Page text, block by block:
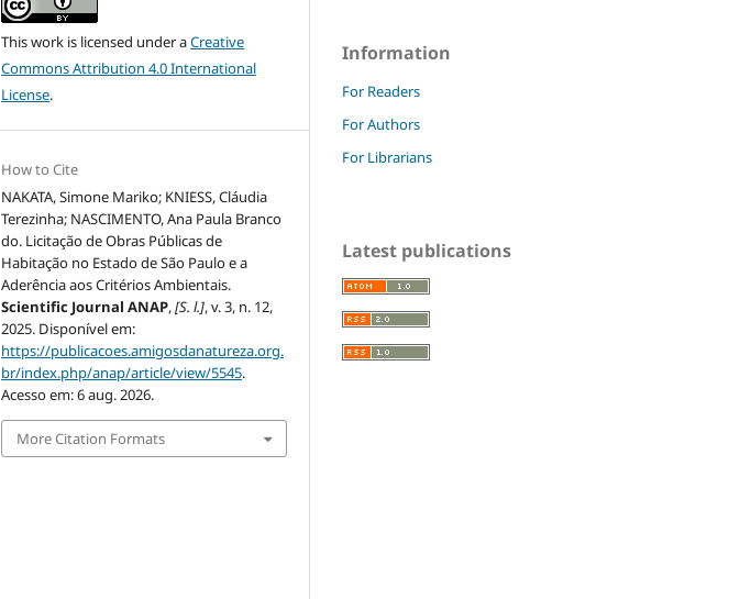
This work is licensed under aCreative
Commons Attribution 4.0 International
License.
How to Cite
NAKATA, Simone Mariko; KNIESS, Cláudia
Terezinha; NASCIMENTO, Ana Paula Branco
do. Licitação de Obras Públicas de
Habitação no Estado de São Paulo e a
Aderência aos Critérios Ambientais.
Scientific Journal ANAP,[S. l.], v. 3, n. 12,
2025. Disponível em:
https://publicacoes.amigosdanatureza.org.
br/index.php/anap/article/view/5545.
Acesso em: 6 aug. 2026.
More Citation Formats
Information
For Readers
For Authors
For Librarians
Latest publications